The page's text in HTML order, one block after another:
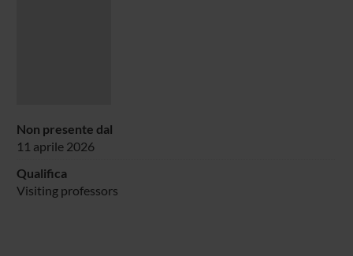
Non presente dal
11 aprile 2026
Qualifica
Visiting professors